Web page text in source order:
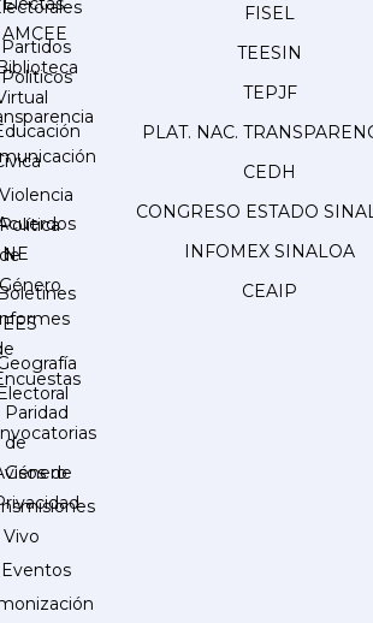
Partidos
Políticos
de
AMCEE
Violencia
Política
de
Género
Paridad
de
Género
Eventos
FISEL
TEESIN
TEPJF
PLAT. NAC.
CEDH
CONGRESO ESTADO
INFOMEX SINALOA
CEAIP